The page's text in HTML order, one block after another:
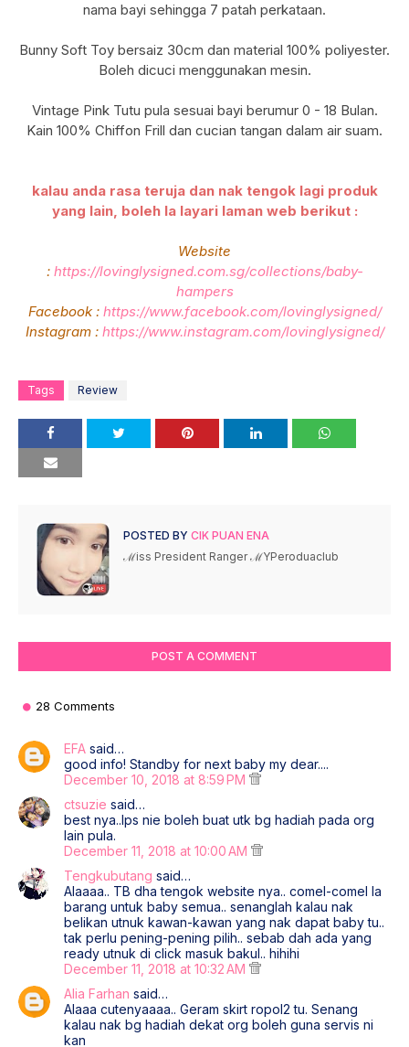
nama bayi sehingga 7 patah perkataan.
Bunny Soft Toy bersaiz 30cm dan material 100% poliyester.
Boleh dicuci menggunakan mesin.
Vintage Pink Tutu pula sesuai bayi berumur 0 - 18 Bulan.
Kain 100% Chiffon Frill dan cucian tangan dalam air suam.
kalau anda rasa teruja dan nak tengok lagi produk
yang lain, boleh la layari laman web berikut :
Website
: https://lovinglysigned.com.sg/collections/baby-
hampers
Facebook : https://www.facebook.com/lovinglysigned/
Instagram : https://www.instagram.com/lovinglysigned/
Tags Review
POSTED BY CIK PUAN ENA
ℳiss President Ranger ℳYPeroduaclub
POST A COMMENT
28 Comments
EFA said…
good info! Standby for next baby my dear....
December 10, 2018 at 8:59 PM
ctsuzie said…
best nya..lps nie boleh buat utk bg hadiah pada org
lain pula.
December 11, 2018 at 10:00 AM
Tengkubutang said…
Alaaaa.. TB dha tengok website nya.. comel-comel la
barang untuk baby semua.. senanglah kalau nak
belikan utnuk kawan-kawan yang nak dapat baby tu..
tak perlu pening-pening pilih.. sebab dah ada yang
ready utnuk di click masuk bakul.. hihihi
December 11, 2018 at 10:32 AM
Alia Farhan said…
Alaaa cutenyaaaa.. Geram skirt ropol2 tu. Senang
kalau nak bg hadiah dekat org boleh guna servis ni
kan